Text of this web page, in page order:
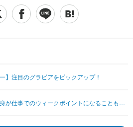
その他
映画・ドラマ
ブログ
その他
】注目のグラビアをピックアップ！
が仕事でのウィークポイントになることも…